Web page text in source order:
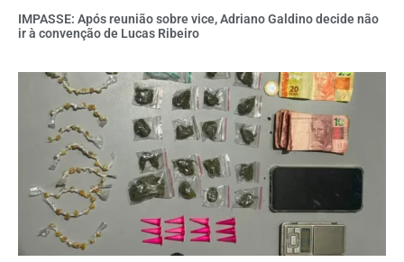
IMPASSE: Após reunião sobre vice, Adriano Galdino decide não
ir à convenção de Lucas Ribeiro